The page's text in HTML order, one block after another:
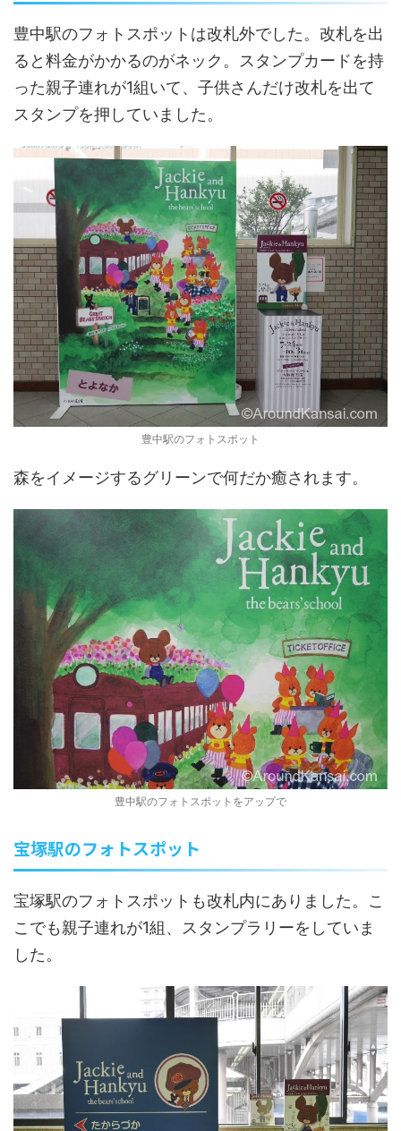
豊中駅のフォトスポットは改札外でした。改札を出
ると料金がかかるのがネック。スタンプカードを持
った親子連れが1組いて、子供さんだけ改札を出て
スタンプを押していました。
豊中駅のフォトスポット
森をイメージするグリーンで何だか癒されます。
豊中駅のフォトスポットをアップで
宝塚駅のフォトスポット
宝塚駅のフォトスポットも改札内にありました。こ
こでも親子連れが1組、スタンプラリーをしていま
した。